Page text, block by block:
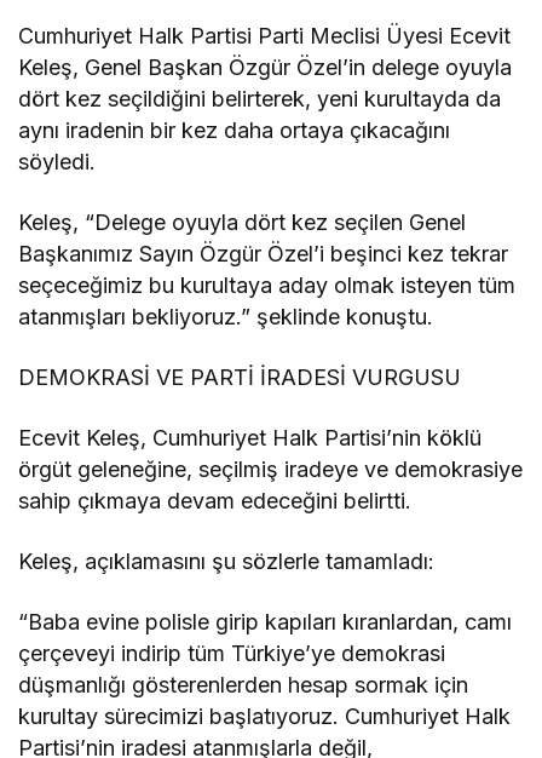
Cumhuriyet Halk Partisi Parti Meclisi Üyesi Ecevit
Keleş, Genel Başkan Özgür Özel’in delege oyuyla
dört kez seçildiğini belirterek, yeni kurultayda da
aynı iradenin bir kez daha ortaya çıkacağını
söyledi.
Keleş, “Delege oyuyla dört kez seçilen Genel
Başkanımız Sayın Özgür Özel’i beşinci kez tekrar
seçeceğimiz bu kurultaya aday olmak isteyen tüm
atanmışları bekliyoruz.” şeklinde konuştu.
DEMOKRASİ VE PARTİ İRADESİ VURGUSU
Ecevit Keleş, Cumhuriyet Halk Partisi’nin köklü
örgüt geleneğine, seçilmiş iradeye ve demokrasiye
sahip çıkmaya devam edeceğini belirtti.
Keleş, açıklamasını şu sözlerle tamamladı:
“Baba evine polisle girip kapıları kıranlardan, camı
çerçeveyi indirip tüm Türkiye’ye demokrasi
düşmanlığı gösterenlerden hesap sormak için
kurultay sürecimizi başlatıyoruz. Cumhuriyet Halk
Partisi’nin iradesi atanmışlarla değil,